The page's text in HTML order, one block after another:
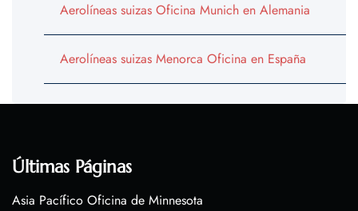
Aerolíneas suizas Oficina Munich en Alemania
Aerolíneas suizas Menorca Oficina en España
Últimas Páginas
Asia Pacífico Oficina de Minnesota